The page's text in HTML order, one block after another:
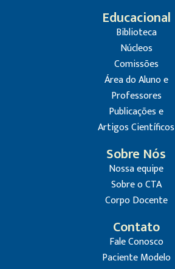
Educacional
Biblioteca
Núcleos
Comissões
Área do Aluno e
Professores
Publicações e
Artigos Científicos
Sobre Nós
Nossa equipe
Sobre o CTA
Corpo Docente
Contato
Fale Conosco
Paciente Modelo